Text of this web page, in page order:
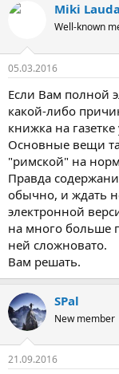
Miki Lauda
Well-known
05.03.2016
Если Вам полной
какой-либо
книжка на
Основные вещи
"римской" на
Правда
обычно, и ждать
электронной
на много больше
ней сложновато.
Вам решать.
SPal
New member
21.09.2016